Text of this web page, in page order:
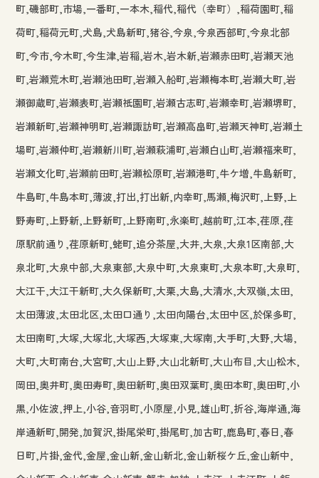
町,磯部町,市場,一番町,一本木,稲代,稲代（幸町）,稲荷園町,稲
荷町,稲荷元町,犬島,犬島新町,猪谷,今泉,今泉西部町,今泉北部
町,今市,今木町,今生津,岩稲,岩木,岩木新,岩瀬赤田町,岩瀬天池
町,岩瀬荒木町,岩瀬池田町,岩瀬入船町,岩瀬梅本町,岩瀬大町,岩
瀬御蔵町,岩瀬表町,岩瀬祇園町,岩瀬古志町,岩瀬幸町,岩瀬堺町,
岩瀬新町,岩瀬神明町,岩瀬諏訪町,岩瀬高畠町,岩瀬天神町,岩瀬土
場町,岩瀬仲町,岩瀬新川町,岩瀬萩浦町,岩瀬白山町,岩瀬福来町,
岩瀬文化町,岩瀬前田町,岩瀬松原町,岩瀬港町,牛ケ増,牛島新町,
牛島町,牛島本町,薄波,打出,打出新,内幸町,馬瀬,梅沢町,上野,上
野寿町,上野新,上野新町,上野南町,永楽町,越前町,江本,荏原,荏
原駅前通り,荏原新町,蛯町,追分茶屋,大井,大泉,大泉1区南部,大
泉北町,大泉中部,大泉東部,大泉中町,大泉東町,大泉本町,大泉町,
大江干,大江干新町,大久保新町,大栗,大島,大清水,大双嶺,太田,
太田薄波,太田北区,太田口通り,太田向陽台,太田中区,於保多町,
太田南町,大塚,大塚北,大塚西,大塚東,大塚南,大手町,大野,大場,
大町,大町南台,大宮町,大山上野,大山北新町,大山布目,大山松木,
岡田,奥井町,奥田寿町,奥田新町,奥田双葉町,奥田本町,奥田町,小
黒,小佐波,押上,小谷,音羽町,小原屋,小見,雄山町,折谷,海岸通,海
岸通新町,開発,加賀沢,掛尾栄町,掛尾町,加古町,鹿島町,春日,春
日町,片掛,金代,金屋,金山新,金山新北,金山新桜ケ丘,金山新中,